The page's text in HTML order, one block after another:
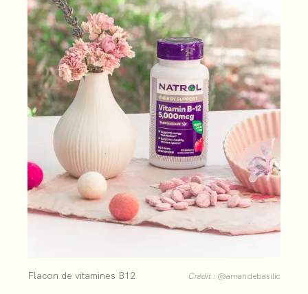
Flacon de vitamines B12 Crédit : @amandebasilic